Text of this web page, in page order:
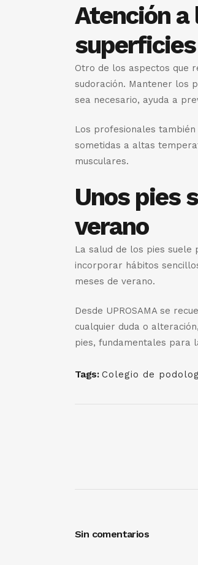
Atención a
Otro de los aspectos que
sudoración. Mantener los
sea necesario, ayuda a
Los profesionales
sometidas a altas
musculares.
Unos pies
verano
La salud de los pies suele
incorporar hábitos
meses de verano.
Desde UPROSAMA se
cualquier duda o
pies, fundamentales para
Tags: Colegio de
Sin comentarios